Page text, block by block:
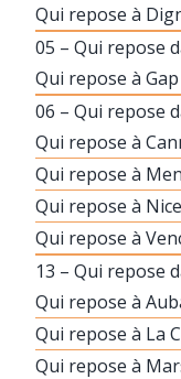
Qui repose à
05 – Qui repose
Qui repose à Gap
06 – Qui repose
Qui repose à
Qui repose à
Qui repose à
Qui repose à
13 – Qui repose
Qui repose à
Qui repose à La
Qui repose à